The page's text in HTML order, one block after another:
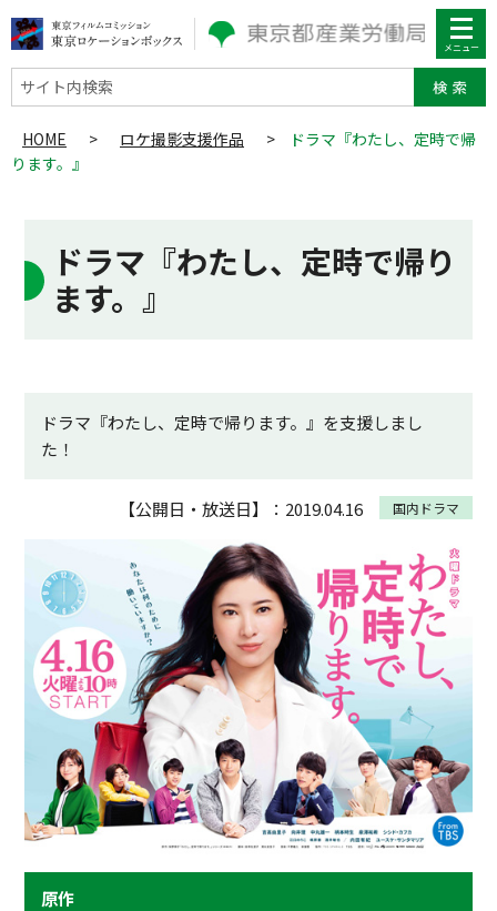
サイト内検索
HOME > ロケ撮影支援作品 >
ドラマ『わたし、定時で帰
ります。』
ドラマ『わたし、定時で帰り
ます。』
ドラマ『わたし、定時で帰ります。』を支援しまし
た！
【公開日・放送日】：2019.04.16 国内ドラマ
原作